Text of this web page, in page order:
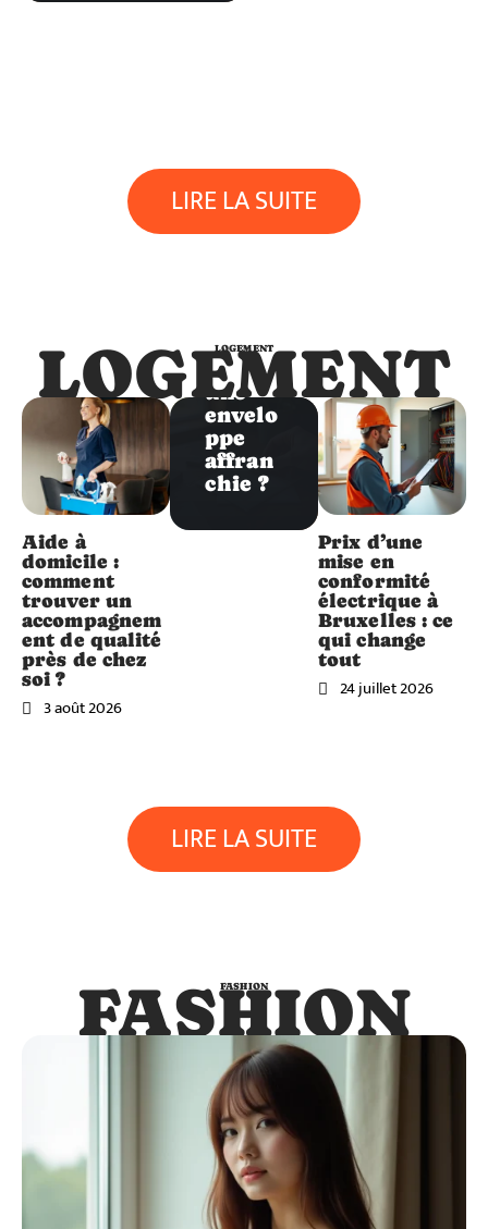
LIRE LA SUITE
LOGEMENT
LOGEMENT
Aide à
domicile :
comment
trouver un
accompagnem
ent de qualité
près de chez
soi ?
3 août 2026
Logement
Comm
timbre
sur
une
envelo
ppe
affran
chie ?
Prix d’une
mise en
conformité
électrique à
Bruxelles : ce
qui change
tout
24 juillet 2026
LIRE LA SUITE
FASHION
FASHION